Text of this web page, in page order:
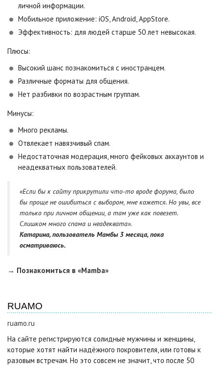
личной информации.
Мобильное приложение: iOS, Android, AppStore.
Эффективность: для людей старше 50 лет невысокая.
Плюсы:
Высокий шанс познакомиться с иностранцем.
Различные форматы для общения.
Нет разбивки по возрастным группам.
Минусы:
Много рекламы.
Отвлекает навязчивый спам.
Недостаточная модерация, много фейковых аккаунтов и
неадекватных пользователей.
«Если бы к сайту прикрутили что-то вроде форума, было
бы проще не ошибиться с выбором, мне кажется. Но увы, все
только при личном общении, а там уже как повезет.
Слишком много спама и неадеквата».
Катарина, пользователь Мамбы 3 месяца, пока
осматриваюсь.
→ Познакомиться в «Mamba»
RUAMO
ruamo.ru
На сайте регистрируются солидные мужчины и женщины,
которые хотят найти надёжного покровителя, или готовы к
разовым встречам. Но это совсем не значит, что после 50